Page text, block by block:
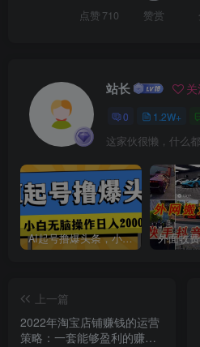
点赞 710 赞赏
站长
0 1.2W+
这家伙很懒，什么
AI起号撸爆头条，小白也能操作，日入2000+
上一篇
2022年淘宝店铺赚钱的运营
策略：一套能够盈利的赚钱